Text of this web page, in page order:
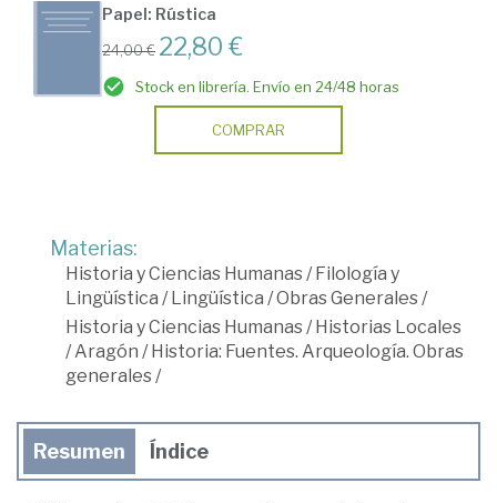
Papel: Rústica
24,00 € 22,80 €
Stock en librería. Envío en 24/48 horas
COMPRAR
Materias:
Historia y Ciencias Humanas/Filología y
Lingüística /Lingüística /Obras Generales/
Historia y Ciencias Humanas/Historias Locales
/Aragón /Historia: Fuentes. Arqueología. Obras
generales/
Resumen Índice